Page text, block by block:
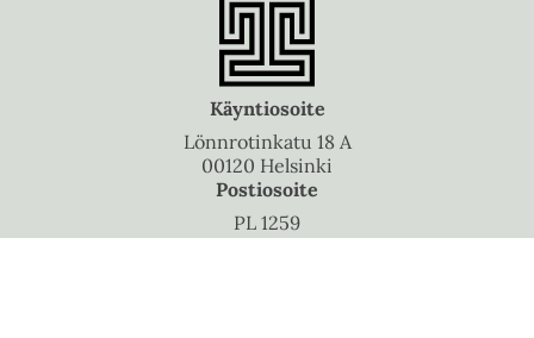
Käyntiosoite
Lönnrotinkatu 18 A
00120 Helsinki
Postiosoite
PL 1259